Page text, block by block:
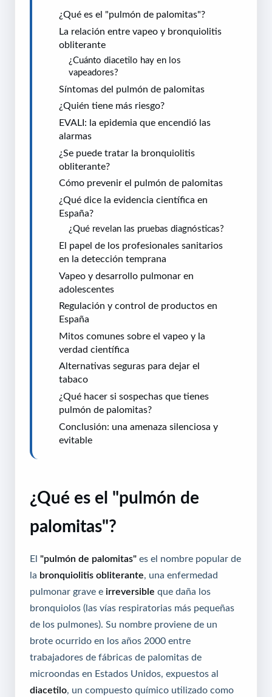
¿Qué es el "pulmón de palomitas"?
La relación entre vapeo y bronquiolitis
obliterante
¿Cuánto diacetilo hay en los
vapeadores?
Síntomas del pulmón de palomitas
¿Quién tiene más riesgo?
EVALI: la epidemia que encendió las
alarmas
¿Se puede tratar la bronquiolitis
obliterante?
Cómo prevenir el pulmón de palomitas
¿Qué dice la evidencia científica en
España?
¿Qué revelan las pruebas diagnósticas?
El papel de los profesionales sanitarios
en la detección temprana
Vapeo y desarrollo pulmonar en
adolescentes
Regulación y control de productos en
España
Mitos comunes sobre el vapeo y la
verdad científica
Alternativas seguras para dejar el
tabaco
¿Qué hacer si sospechas que tienes
pulmón de palomitas?
Conclusión: una amenaza silenciosa y
evitable
¿Qué es el "pulmón de
palomitas"?
El "pulmón de palomitas" es el nombre popular de
la bronquiolitis obliterante , una enfermedad
pulmonar grave e irreversible que daña los
bronquiolos (las vías respiratorias más pequeñas
de los pulmones). Su nombre proviene de un
brote ocurrido en los años 2000 entre
trabajadores de fábricas de palomitas de
microondas en Estados Unidos, expuestos al
diacetilo , un compuesto químico utilizado como